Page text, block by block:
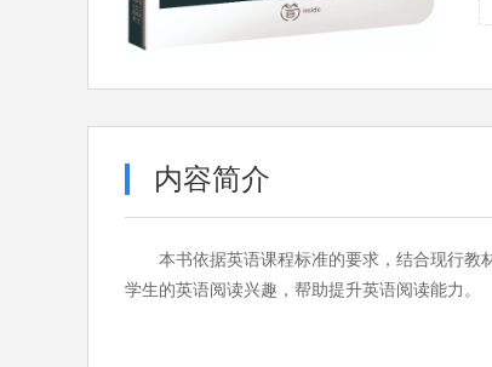
内容简介
本书依据英语课程标准的要求，结合现行教
学生的英语阅读兴趣，帮助提升英语阅读能力。